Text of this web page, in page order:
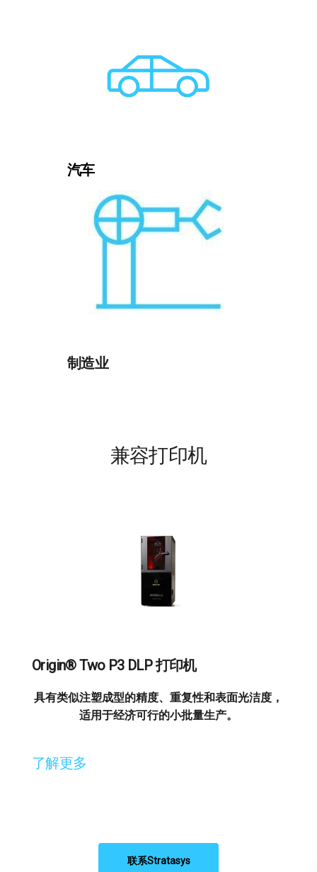
汽车
制造业
兼容打印机
Origin® Two P3 DLP 打印机
具有类似注塑成型的精度、重复性和表面光洁度，
适用于经济可行的小批量生产。
了解更多
联系Stratasys